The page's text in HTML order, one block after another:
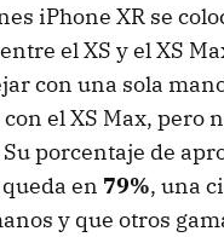
iPhone XR se
el XS y el XS
con una sola
el XS Max, pero
Su porcentaje de
en 79%, una
y que otros